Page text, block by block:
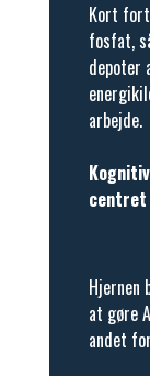
Kort
fosfat,
depoter
arbejde.
centret
Hjernen
at gøre
andet